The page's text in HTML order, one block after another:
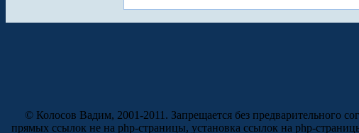
© Колосов Вадим, 2001-2011. Запрещается без предварительного
прямых ссылок не на php-страницы, установка ссылок на php-